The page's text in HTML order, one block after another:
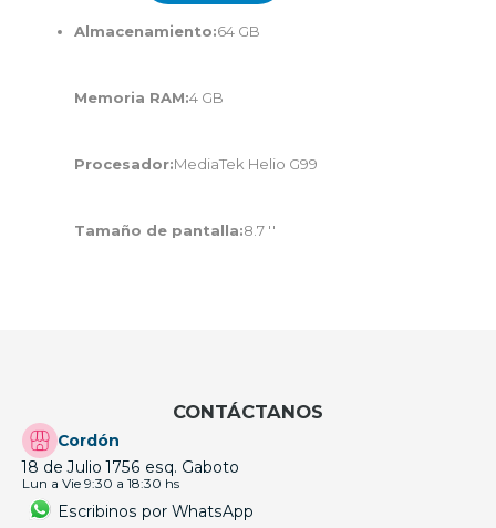
Almacenamiento:64 GB
Memoria RAM:4 GB
Procesador:MediaTek Helio G99
Tamaño de pantalla:8.7 ''
CONTÁCTANOS
Cordón
18 de Julio 1756 esq. Gaboto
Lun a Vie 9:30 a 18:30 hs
Escribinos por WhatsApp